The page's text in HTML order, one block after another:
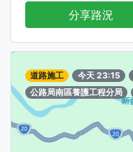
分享路況
道路施工 今天 23:15
公路局南區養護工程分局